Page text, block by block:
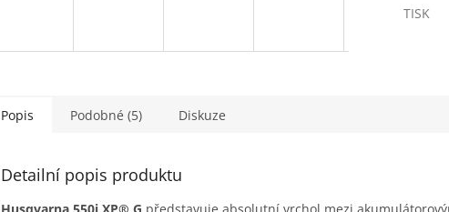
TISK
Popis Podobné (5) Diskuze
Detailní popis produktu